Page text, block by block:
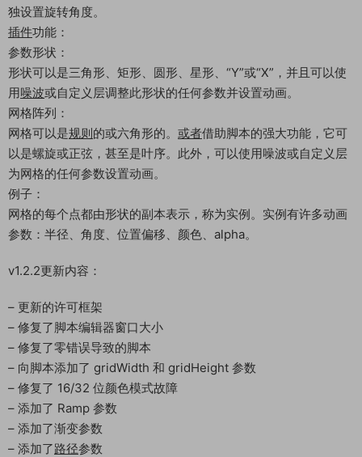
独设置旋转角度。
插件功能：
参数形状：
形状可以是三角形、矩形、圆形、星形、“Y”或“X”，并且可以使
用噪波或自定义层调整此形状的任何参数并设置动画。
网格阵列：
网格可以是规则的或六角形的。 或者借助脚本的强大功能，它可
以是螺旋或正弦，甚至是叶序。此外，可以使用噪波或自定义层
为网格的任何参数设置动画。
例子：
网格的每个点都由形状的副本表示，称为实例。实例有许多动画
参数：半径、角度、位置偏移、颜色、alpha。
v1.2.2更新内容：
– 更新的许可框架
– 修复了脚本编辑器窗口大小
– 修复了零错误导致的脚本
– 向脚本添加了 gridWidth 和 gridHeight 参数
– 修复了 16/32 位颜色模式故障
– 添加了 Ramp 参数
– 添加了渐变参数
– 添加了路径参数